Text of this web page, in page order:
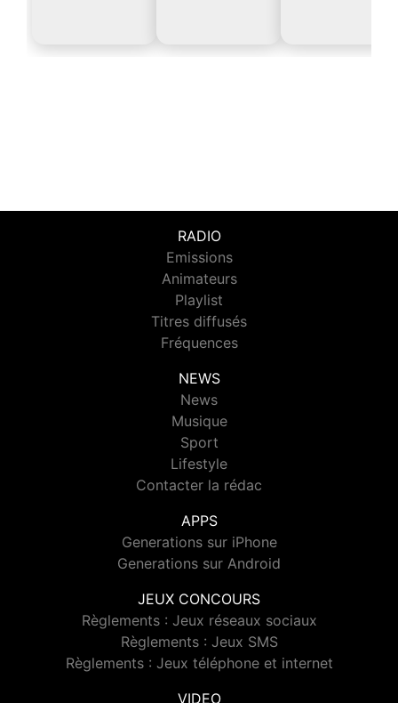
RADIO
Emissions
Animateurs
Playlist
Titres diffusés
Fréquences
NEWS
News
Musique
Sport
Lifestyle
Contacter la rédac
APPS
Generations sur iPhone
Generations sur Android
JEUX CONCOURS
Règlements : Jeux réseaux sociaux
Règlements : Jeux SMS
Règlements : Jeux téléphone et internet
VIDEO